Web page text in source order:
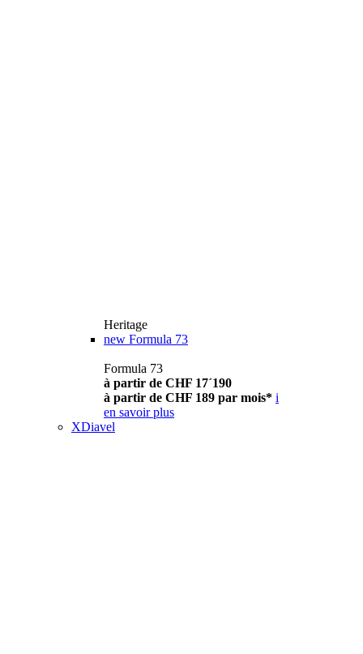
Heritage
new Formula 73
Formula 73
à partir de CHF 17´190
à partir de CHF 189 par mois* i
en savoir plus
XDiavel